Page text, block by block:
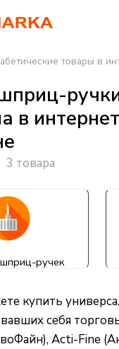
товары в
в
3 товара
ручек
купить
себя
Acti-Fine